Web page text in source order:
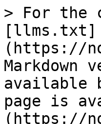
> For the
[llms.txt]
(https://
Markdown
available
page is
(https://